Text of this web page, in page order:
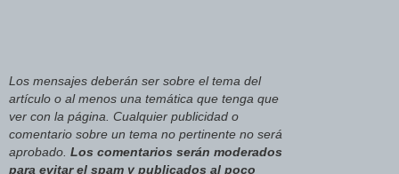
Los mensajes deberán ser sobre el tema del
artículo o al menos una temática que tenga que
ver con la página. Cualquier publicidad o
comentario sobre un tema no pertinente no será
aprobado. Los comentarios serán moderados
para evitar el spam y publicados al poco